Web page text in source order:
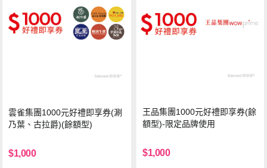
雲雀集團1000元好禮即享券(涮
乃葉、古拉爵)(餘額型)
$1,000
王品集團1000元好禮即享券(餘
額型)-限定品牌使用
$1,000